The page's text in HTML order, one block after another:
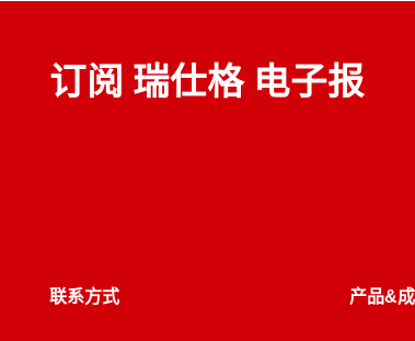
订阅 瑞仕格 电子报
联系方式 产品&